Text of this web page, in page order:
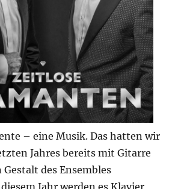
– eine Musik. Das hatten wir
Jahres bereits mit Gitarre
des Ensembles
Jahr werden es Klavier